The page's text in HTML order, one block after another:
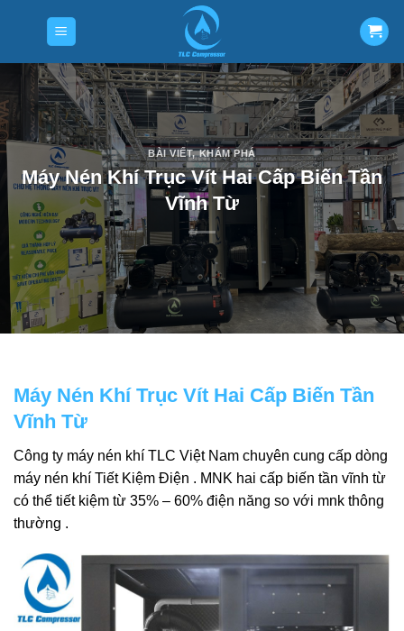
BÀI VIẾT,KHÁM PHÁ
Máy Nén Khí Trục Vít Hai Cấp Biến Tần
Vĩnh Từ
Máy Nén Khí Trục Vít Hai Cấp Biến Tần
Vĩnh Từ
Công ty máy nén khí TLC Việt Nam chuyên cung cấp dòng
máy nén khí Tiết Kiệm Điện . MNK hai cấp biến tần vĩnh từ
có thể tiết kiệm từ 35% – 60% điện năng so với mnk thông
thường .